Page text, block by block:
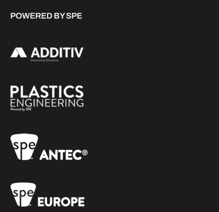
POWERED BY SPE